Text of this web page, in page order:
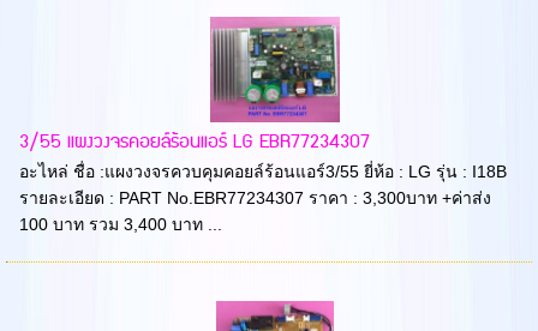
3/55 แผงวงจรคอยล์ร้อนแอร์ LG EBR77234307
อะไหล่ ชื่อ :แผงวงจรควบคุมคอยล์ร้อนแอร์3/55 ยี่ห้อ : LG รุ่น : I18B
รายละเอียด : PART No.EBR77234307 ราคา : 3,300บาท +ค่าส่ง
100 บาท รวม 3,400 บาท ...